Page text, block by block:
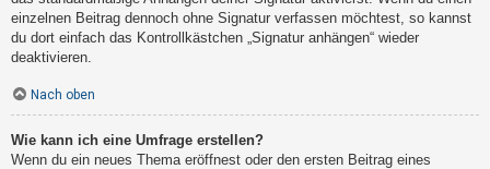
einzelnen Beitrag dennoch ohne Signatur verfassen möchtest, so kannst
du dort einfach das Kontrollkästchen „Signatur anhängen“ wieder
deaktivieren.
Nach oben
Wie kann ich eine Umfrage erstellen?
Wenn du ein neues Thema eröffnest oder den ersten Beitrag eines